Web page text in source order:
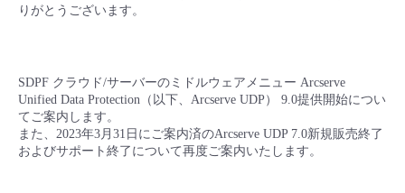
モニタリング/監査
管理機能
すべてのメニューを見る
IoT
サポート
管理機能
クラウド/サーバー
IoT
モニタリング/監査
- 新規お申し込み方法
- バックアップ
- データと分析
- IoT
故障/メンテナンス情報
故障/メンテナンス履歴
メンテナンス予定
パートナー
販売パートナー向けプログラム
トレーニング/操作動画
りがとうございます。
SDPF クラウド/サーバーのミドルウェアメニュー Arcserve
Unified Data Protection（以下、Arcserve UDP） 9.0提供開始につい
てご案内します。
また、2023年3月31日にご案内済のArcserve UDP 7.0新規販売終了
およびサポート終了について再度ご案内いたします。